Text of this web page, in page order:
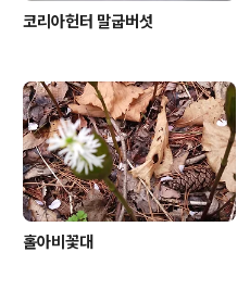
코리아헌터 말굽버섯
홀아비꽃대